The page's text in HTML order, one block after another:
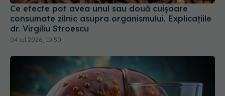
Ce efecte pot avea unul sau două cuișoare
consumate zilnic asupra organismului. Explicațiile
dr. Virgiliu Stroescu
04 iul 2026, 10:50